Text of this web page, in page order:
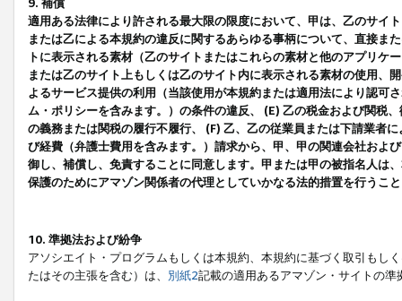
9. 補償
適用ある法律により許される最大限の限度において、甲は、乙のサイ
または乙による本規約の違反に関するあらゆる事柄について、直接ま
トに表示される素材（乙のサイトまたはこれらの素材と他のアプリ
または乙のサイト上もしくは乙のサイト内に表示される素材の使用、
よるサービス提供の利用（当該使用が本規約または適用法により認可
ム・ポリシーを含みます。）の条件の違反、 (E) 乙の税金および関税
の義務または関税の履行不履行、 (F) 乙、乙の従業員または下請業者
び経費（弁護士費用を含みます。）請求から、甲、甲の関連会社およ
御し、補償し、免責することに同意します。甲または甲の被指名人は
保護のためにアマゾン関係者の代理としていかなる法的措置を行うこ
10. 準拠法および紛争
アソシエイト・プログラムもしくは本規約、本規約に基づく取引もし
たはその主張を含む）は、 別紙2記載の適用あるアマゾン・サイトの